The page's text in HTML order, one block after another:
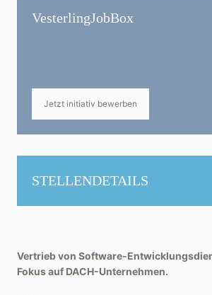
Vesterling­JobBox
Jetzt initiativ bewerben
STELLENDETAILS
Vertrieb von Software-
Fokus auf DACH-Unternehmen.